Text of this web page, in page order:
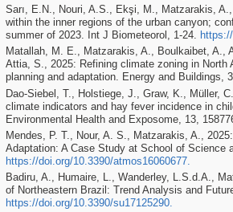
Sarı, E.N., Nouri, A.S., Ekşi, M., Matzarakis,
within the inner regions of the urban canyon;
summer of 2023. Int J Biometeorol, 1-24.
Matallah, M. E., Matzarakis, A., Boulkaibet, A.,
Attia, S., 2025: Refining climate zoning in North
planning and adaptation. Energy and Buildings,
Dao-Siebel, T., Holstiege, J., Graw, K., Müller,
climate indicators and hay fever incidence in
Environmental Health and Exposome, 13,
Mendes, P. T., Nour, A. S., Matzarakis, A.,
Adaptation: A Case Study at School of Science
https://doi.org/10.3390/atmos16060677
Badiru, A., Humaire, L., Wanderley, L.S.d.A.,
of Northeastern Brazil: Trend Analysis and
https://doi.org/10.3390/su17125290.